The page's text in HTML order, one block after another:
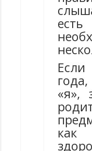
«я»,